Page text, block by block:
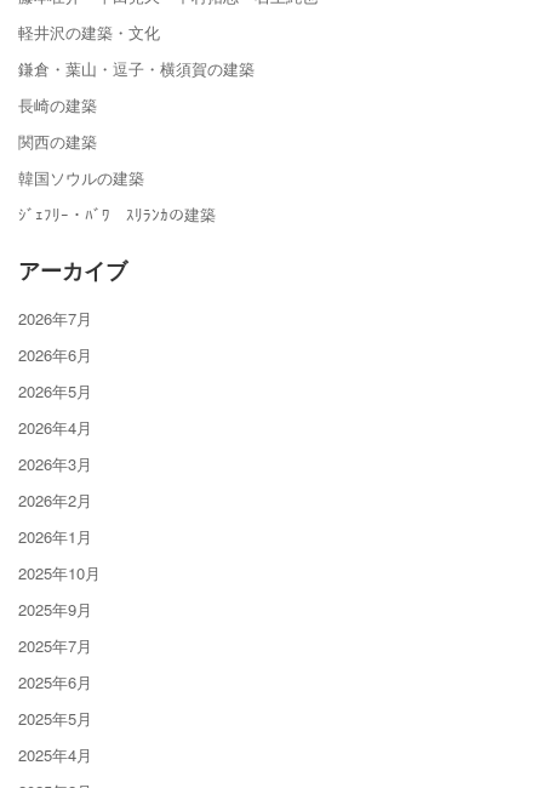
軽井沢の建築・文化
鎌倉・葉山・逗子・横須賀の建築
長崎の建築
関西の建築
韓国ソウルの建築
ｼﾞｪﾌﾘｰ・ﾊﾞﾜ ｽﾘﾗﾝｶの建築
アーカイブ
2026年7月
2026年6月
2026年5月
2026年4月
2026年3月
2026年2月
2026年1月
2025年10月
2025年9月
2025年7月
2025年6月
2025年5月
2025年4月